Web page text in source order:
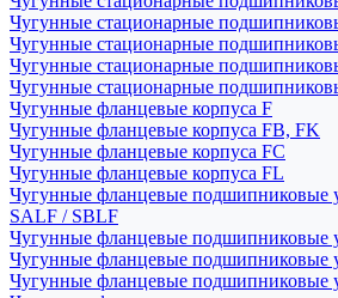
Чугунные стационарные
Чугунные стационарные
Чугунные стационарные
Чугунные стационарные
Чугунные фланцевые корпуса F
Чугунные фланцевые корпуса FB, FK
Чугунные фланцевые корпуса FC
Чугунные фланцевые корпуса FL
Чугунные фланцевые подшипниковые
SALF / SBLF
Чугунные фланцевые подшипниковые
Чугунные фланцевые подшипниковые
Чугунные фланцевые подшипниковые